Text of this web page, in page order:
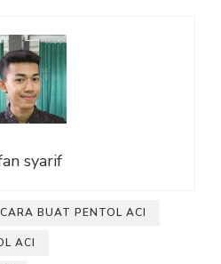
syarif
CARA BUAT PENTOL ACI
ACI